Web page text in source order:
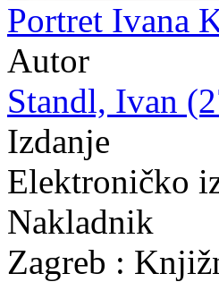
Portret Ivana
Autor
Standl, Ivan
Izdanje
Elektroničko
Nakladnik
Zagreb :